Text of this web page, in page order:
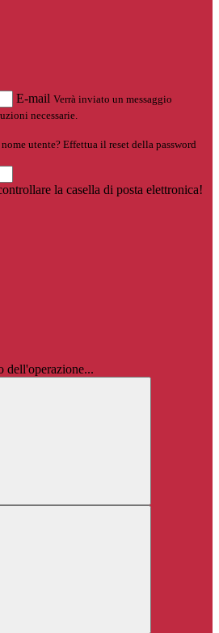
E-mail Verrà inviato un messaggio
necessarie.
utente? Effettua il reset della password
la casella di posta elettronica!
dell'operazione...